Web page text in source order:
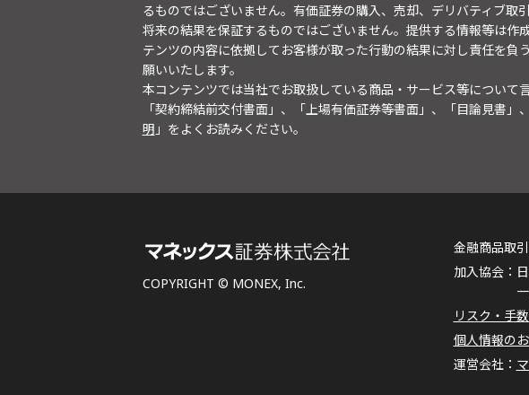
るものではございません。有価証券の購入、売却、デリバティブ取
将来の結果を保証するものではございません。提供する情報等は
テンツの内容に依拠してお客様が取った行動の結果に対し責任を
願いいたします。
本コンテンツでは当社でお取扱している商品・サービス等につい
「契約締結前交付書面」、「上場有価証券等書面」、「目論見書
明 」をよくお読みください。
COPYRIGHT © MONEX, Inc.
金融商品取
リスク・手
個人情報の